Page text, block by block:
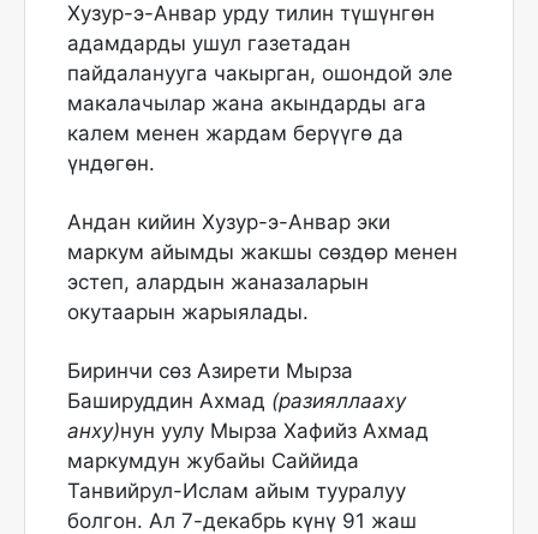
Хузур-э-Анвар урду тилин түшүнгөн
адамдарды ушул газетадан
пайдаланууга чакырган, ошондой эле
макалачылар жана акындарды ага
калем менен жардам берүүгө да
үндөгөн.
Андан кийин Хузур-э-Анвар эки
маркум айымды жакшы сөздөр менен
эстеп, алардын жаназаларын
окутаарын жарыялады.
Биринчи сөз Азирети Мырза
Башируддин Ахмад (разияллааху
анху)нун уулу Мырза Хафийз Ахмад
маркумдун жубайы Саййида
Танвийрул-Ислам айым тууралуу
болгон. Ал 7-декабрь күнү 91 жаш